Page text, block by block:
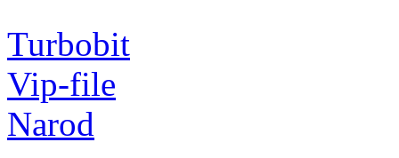
Turbobit
Vip-file
Narod